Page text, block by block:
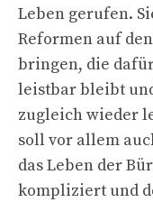
Leben gerufen.
Reformen auf
bringen, die
leistbar bleibt
zugleich wieder
soll vor allem
das Leben der
kompliziert und